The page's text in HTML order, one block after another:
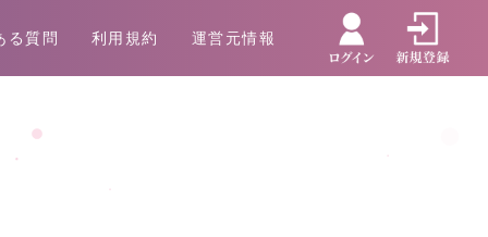
る質問 利用規約 運営元情報